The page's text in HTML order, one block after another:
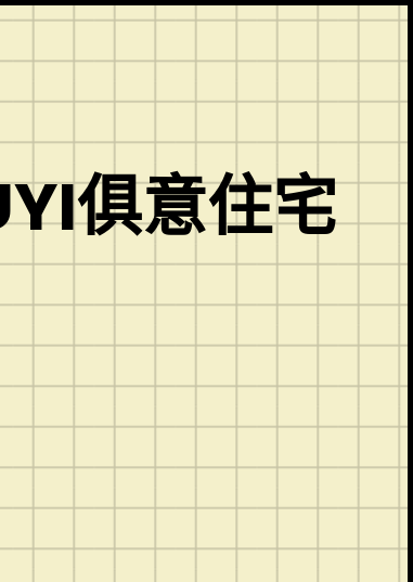
俱意住宅